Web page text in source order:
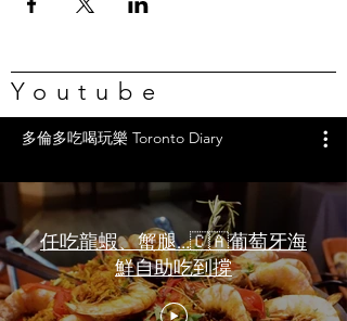
Youtube
多倫多吃喝玩樂 Toronto Diary
任吃龍蝦、蟹腿…🇨🇦葡萄牙海
鮮自助吃到撐